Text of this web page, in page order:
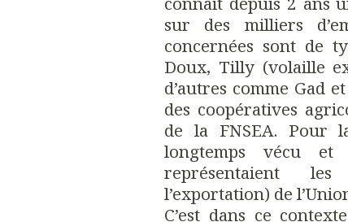
sur des milliers
concernées sont de
Doux, Tilly (volaille
d’autres comme Gad
des coopératives
de la FNSEA. Pour
longtemps vécu
représentaient
l’exportation) de
C’est dans ce